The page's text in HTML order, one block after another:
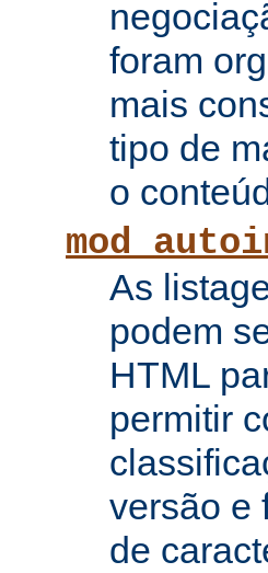
foram
mais
tipo de
o
As
podem
HTML
permitir
versão e
de